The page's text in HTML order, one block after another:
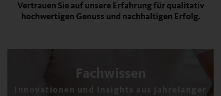
Vertrauen Sie auf unsere Erfahrung für qualitativ
hochwertigen Genuss und nachhaltigen Erfolg.
Fachwissen
Innovationen und Insights aus jahrelanger